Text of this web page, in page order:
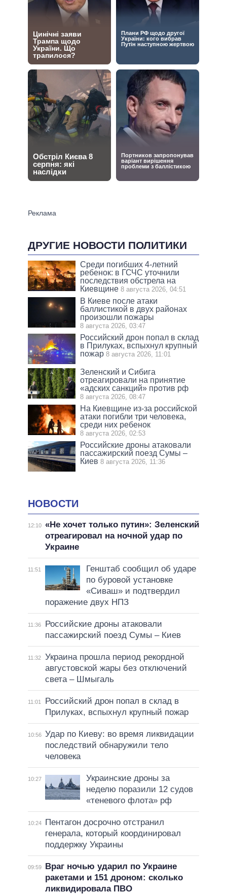
ДРУГИЕ НОВОСТИ ПОЛИТИКИ
Среди погибших 4-летний
ребенок: в ГСЧС уточнили
последствия обстрела на
Киевщине 8 августа 2026, 04:51
В Киеве после атаки
баллистикой в двух районах
произошли пожары
8 августа 2026, 03:47
Российский дрон попал в склад
в Прилуках, вспыхнул крупный
пожар 8 августа 2026, 11:01
Зеленский и Сибига
отреагировали на принятие
«адских санкций» против рф
8 августа 2026, 08:47
На Киевщине из-за российской
атаки погибли три человека,
среди них ребенок
8 августа 2026, 02:53
Российские дроны атаковали
пассажирский поезд Сумы –
Киев 8 августа 2026, 11:36
НОВОСТИ
12:10 «Не хочет только путин»: Зеленский
отреагировал на ночной удар по
Украине
11:51
Генштаб сообщил об ударе
по буровой установке
«Сиваш» и подтвердил
поражение двух НПЗ
11:36
Российские дроны атаковали
пассажирский поезд Сумы – Киев
11:32
Украина прошла период рекордной
августовской жары без отключений
света – Шмыгаль
11:01
Российский дрон попал в склад в
Прилуках, вспыхнул крупный пожар
10:56 Удар по Киеву: во время ликвидации
последствий обнаружили тело
человека
10:27
Украинские дроны за
неделю поразили 12 судов
«теневого флота» рф
10:24
Пентагон досрочно отстранил
генерала, который координировал
поддержку Украины
09:59
Враг ночью ударил по Украине
ракетами и 151 дроном: сколько
ликвидировала ПВО